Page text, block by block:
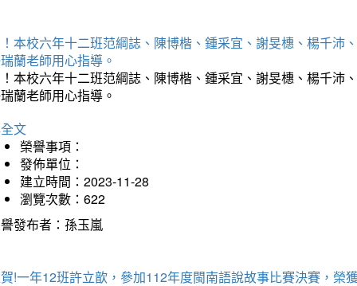
本校六年十二班范綱誌、陳博楷、鍾采宜、謝旻橞、楊千沛
蘭老師用心指導。
本校六年十二班范綱誌、陳博楷、鍾采宜、謝旻橞、楊千沛
蘭老師用心指導。
文
榮譽事項：
發佈單位：
建立時間：2023-11-28
瀏覽次數：622
發布者：孫玉嵐
!一年12班許立歆，參加112年度閩南語說故事比賽決賽，榮